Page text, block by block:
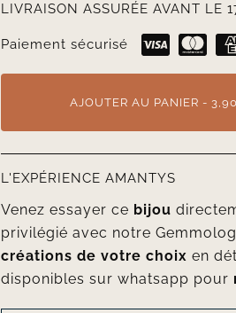
LIVRAISON ASSURÉE AVANT
Paiement sécurisé
AJOUTER AU PANIER -
L'EXPÉRIENCE AMANTYS
Venez essayer ce bijou
privilégié avec notre
créations de votre choix en
disponibles sur whatsapp pour